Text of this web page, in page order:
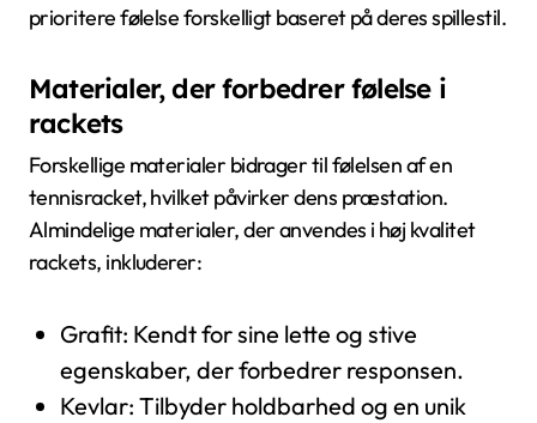
prioritere følelse forskelligt baseret på deres spillestil.
Materialer, der forbedrer følelse i
rackets
Forskellige materialer bidrager til følelsen af en
tennisracket, hvilket påvirker dens præstation.
Almindelige materialer, der anvendes i høj kvalitet
rackets, inkluderer:
Grafit: Kendt for sine lette og stive
egenskaber, der forbedrer responsen.
Kevlar: Tilbyder holdbarhed og en unik